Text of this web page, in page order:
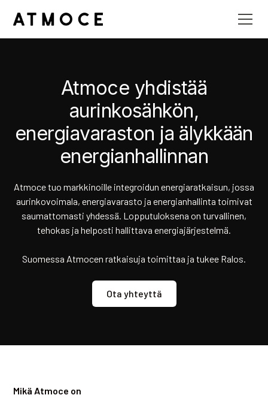
Atmoce yhdistää
aurinkosähkön,
energiavaraston ja älykkään
energianhallinnan
Atmoce tuo markkinoille integroidun energiaratkaisun, jossa
aurinkovoimala, energiavarasto ja energianhallinta toimivat
saumattomasti yhdessä. Lopputuloksena on turvallinen,
tehokas ja helposti hallittava energiajärjestelmä.
Suomessa Atmocen ratkaisuja toimittaa ja tukee Ralos.
Ota yhteyttä
Mikä Atmoce on